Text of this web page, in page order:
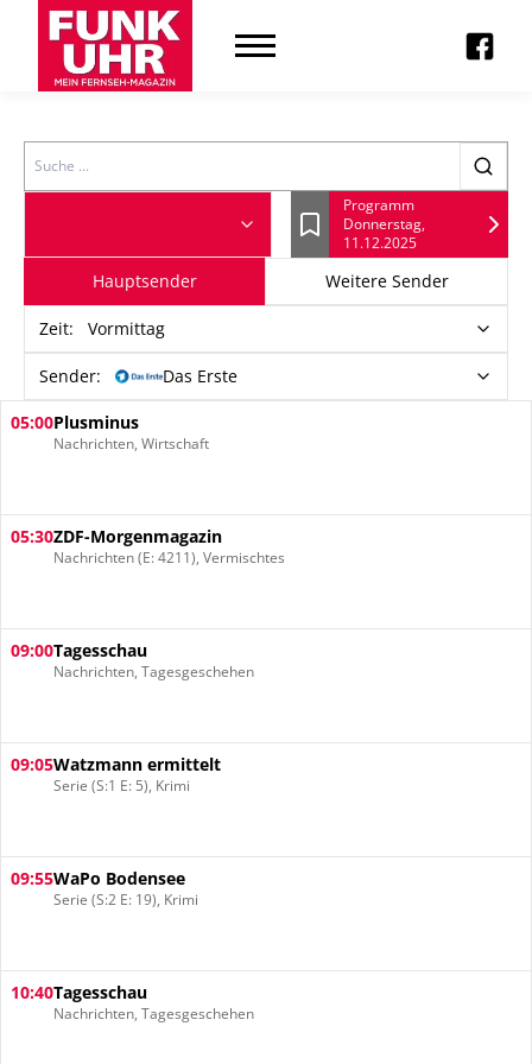
Search
Lesezeichen
Programm
Donnerstag,
11.12.2025
Hauptsender Weitere Sender
Zeit: Vormittag
Sender: Das Erste
05:00Plusminus
Nachrichten, Wirtschaft
05:30ZDF-Morgenmagazin
Nachrichten (E: 4211), Vermischtes
09:00Tagesschau
Nachrichten, Tagesgeschehen
09:05Watzmann ermittelt
Serie (S:1 E: 5), Krimi
09:55WaPo Bodensee
Serie (S:2 E: 19), Krimi
10:40Tagesschau
Nachrichten, Tagesgeschehen